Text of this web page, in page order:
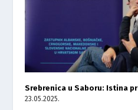
Srebrenica u Saboru: Istina
23.05.2025.